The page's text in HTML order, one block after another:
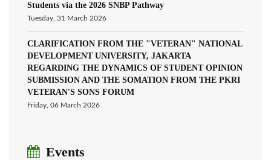
Students via the 2026 SNBP Pathway
Tuesday, 31 March 2026
CLARIFICATION FROM THE "VETERAN" NATIONAL
DEVELOPMENT UNIVERSITY, JAKARTA
REGARDING THE DYNAMICS OF STUDENT OPINION
SUBMISSION AND THE SOMATION FROM THE PKRI
VETERAN'S SONS FORUM
Friday, 06 March 2026
Events